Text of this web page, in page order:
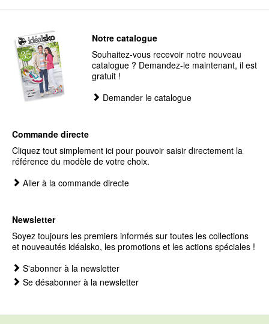
Notre catalogue
Souhaitez-vous recevoir notre nouveau
catalogue ? Demandez-le maintenant, il est
gratuit !
Demander le catalogue
Commande directe
Cliquez tout simplement ici pour pouvoir saisir directement la
référence du modèle de votre choix.
Aller à la commande directe
Newsletter
Soyez toujours les premiers informés sur toutes les collections
et nouveautés idéalsko, les promotions et les actions spéciales !
S'abonner à la newsletter
Se désabonner à la newsletter